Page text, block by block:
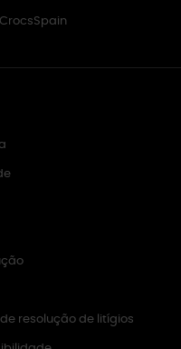
resolução de litígios